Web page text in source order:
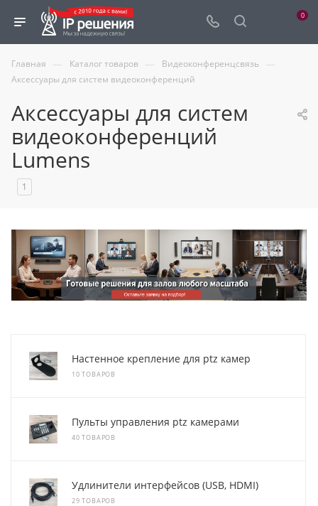
0
Главная — Каталог товаров — Видеоконференцсвязь —
Аксессуары для систем видеоконференций
Аксессуары для систем
видеоконференций
Lumens
1
Настенное крепление для ptz камер
10 ТОВАРОВ
Пульты управления ptz камерами
40 ТОВАРОВ
Удлинители интерфейсов (USB, HDMI)
29 ТОВАРОВ